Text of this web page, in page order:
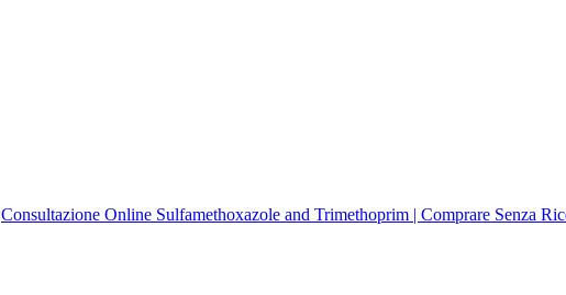
Consultazione Online Sulfamethoxazole and Trimethoprim | Comprare Senza